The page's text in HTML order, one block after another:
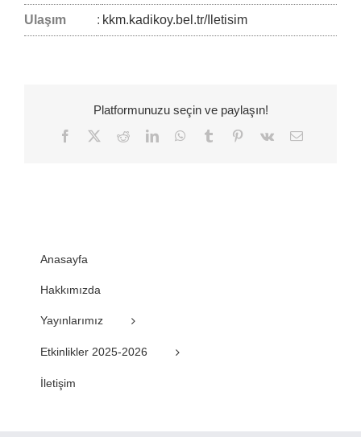
Ulaşım : kkm.kadikoy.bel.tr/Iletisim
Platformunuzu seçin ve paylaşın!
Facebook
TwitterRedditLinkedInWhatsApp
Tumblr Pinterest
Vk
E-
Anasayfa
Hakkımızda
Yayınlarımız
Etkinlikler 2025-2026
İletişim